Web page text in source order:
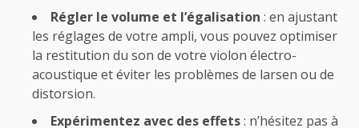
Régler le volume et l’égalisation : en ajustant
les réglages de votre ampli, vous pouvez optimiser
la restitution du son de votre violon électro-
acoustique et éviter les problèmes de larsen ou de
distorsion.
Expérimentez avec des effets: n’hésitez pas à